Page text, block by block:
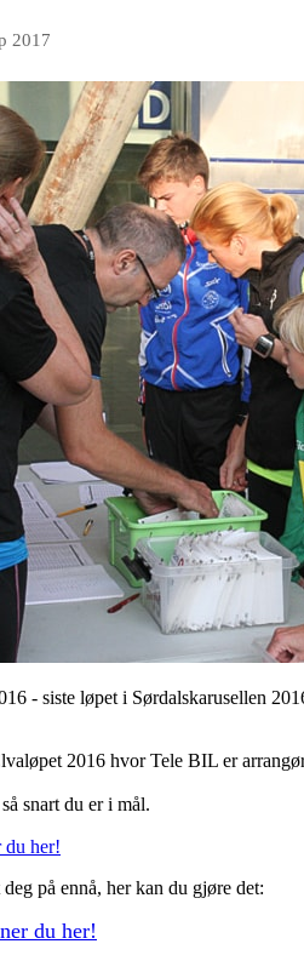
2017
- siste løpet i Sørdalskarusellen
2016 hvor Tele BIL er
så snart du er i mål.
du her!
på ennå, her kan du gjøre det:
du her!